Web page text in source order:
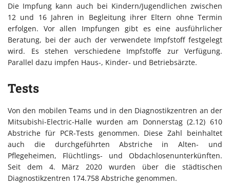
Die Impfung kann auch bei Kindern/Jugendlichen zwischen
12 und 16 Jahren in Begleitung ihrer Eltern ohne Termin
erfolgen. Vor allen Impfungen gibt es eine ausführlicher
Beratung, bei der auch der verwendete Impfstoff festgelegt
wird. Es stehen verschiedene Impfstoffe zur Verfügung.
Parallel dazu impfen Haus-, Kinder- und Betriebsärzte.
Tests
Von den mobilen Teams und in den Diagnostikzentren an der
Mitsubishi-Electric-Halle wurden am Donnerstag (2.12) 610
Abstriche für PCR-Tests genommen. Diese Zahl beinhaltet
auch die durchgeführten Abstriche in Alten- und
Pflegeheimen, Flüchtlings- und Obdachlosenunterkünften.
Seit dem 4. März 2020 wurden über die städtischen
Diagnostikzentren 174.758 Abstriche genommen.